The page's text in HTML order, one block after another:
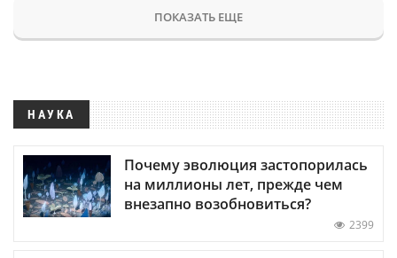
ПОКАЗАТЬ ЕЩЕ
НАУКА
Почему эволюция застопорилась
на миллионы лет, прежде чем
внезапно возобновиться?
2399